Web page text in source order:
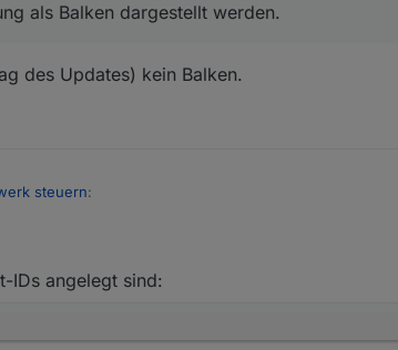
als Balken dargestellt werden.
des Updates) kein Balken.
steuern:
als Balken dargestellt werden.
(Tag des Updates) kein Balken.
IDs angelegt sind: